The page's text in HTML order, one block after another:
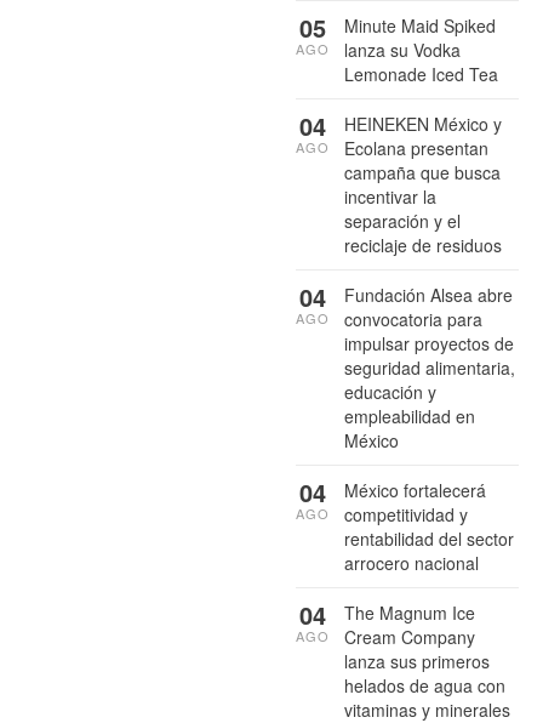
Minute Maid Spiked
lanza su Vodka
Lemonade Iced Tea
05
AGO
HEINEKEN México y
Ecolana presentan
campaña que busca
incentivar la
separación y el
reciclaje de residuos
04
AGO
Fundación Alsea abre
convocatoria para
impulsar proyectos de
seguridad alimentaria,
educación y
empleabilidad en
México
04
AGO
México fortalecerá
competitividad y
rentabilidad del sector
arrocero nacional
04
AGO
The Magnum Ice
Cream Company
lanza sus primeros
helados de agua con
vitaminas y minerales
04
AGO